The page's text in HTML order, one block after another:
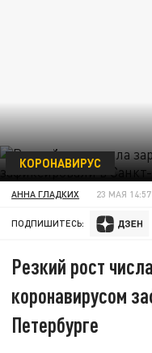
КОРОНАВИРУС
АННА ГЛАДКИХ 23 МАЯ 14:57
ПОДПИШИТЕСЬ:
Резкий рост
коронавирусом
Петербурге